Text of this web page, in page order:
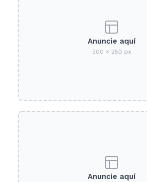
Anuncie aquí
300 × 250 px
Anuncie aquí